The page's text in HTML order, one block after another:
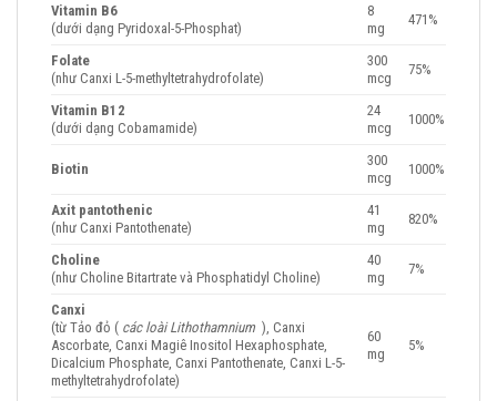
Vitamin B6
(dưới dạng Pyridoxal-5-Phosphat)
8
mg
471%
Folate
(như Canxi L-5-methyltetrahydrofolate)
300
mcg
75%
Vitamin B12
(dưới dạng Cobamamide)
24
mcg
1000%
Biotin
300
mcg
1000%
Axit pantothenic
(như Canxi Pantothenate)
41
mg
820%
Choline
(như Choline Bitartrate và Phosphatidyl Choline)
40
mg
7%
Canxi
(từ Tảo đỏ ( các loài Lithothamnium ), Canxi
Ascorbate, Canxi Magiê Inositol Hexaphosphate,
Dicalcium Phosphate, Canxi Pantothenate, Canxi L-5-
methyltetrahydrofolate)
60
mg
5%